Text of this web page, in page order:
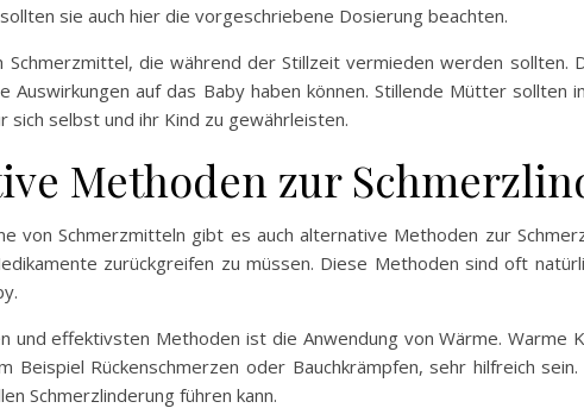
sie auch hier die vorgeschriebene Dosierung beachten.
Schmerzmittel, die während der Stillzeit vermieden werden sollten.
Auswirkungen auf das Baby haben können. Stillende Mütter
sich selbst und ihr Kind zu gewährleisten.
Methoden zur
von Schmerzmitteln gibt es auch alternative Methoden zur
zurückgreifen zu müssen. Diese Methoden sind oft
und effektivsten Methoden ist die Anwendung von Wärme.
Beispiel Rückenschmerzen oder Bauchkrämpfen, sehr hilfreich
Schmerzlinderung führen kann.